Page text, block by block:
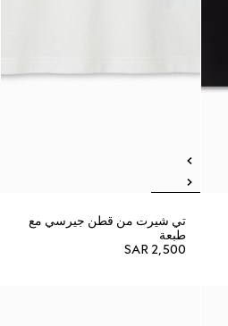
تي شيرت من قطن جيرسي مع
طبعة
SAR 2,500